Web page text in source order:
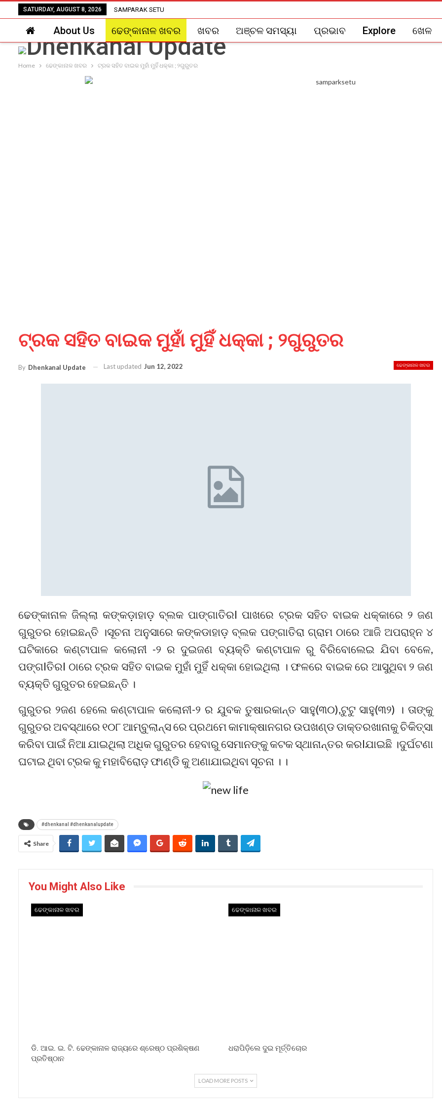
SATURDAY, AUGUST 8, 2026 SAMPARAK SETU
About Us ଢେଙ୍କାନାଳ ଖବର ଖବର ଅଞ୍ଚଳ ସମସ୍ୟା ପ୍ରଭାବ Explore ଖେଳ
Home ଢେଙ୍କାନାଳ ଖବର ଟ୍ରକ ସହିତ ବାଇକ ମୁହାଁ ମୁହିଁ ଧକ୍କା ; ୨ଗୁରୁତର
ଟ୍ରକ ସହିତ ବାଇକ ମୁହାଁ ମୁହିଁ ଧକ୍କା ; ୨ଗୁରୁତର
ଢେଙ୍କାନାଳ ଖବର
By Dhenkanal Update Last updated Jun 12, 2022
ଢେଙ୍କାନାଳ ଜିଲ୍ଲା କଙ୍କଡ଼ାହାଡ଼ ବ୍ଲକ ପାଙ୍ଗାତିରl ପାଖରେ ଟ୍ରକ ସହିତ ବାଇକ ଧକ୍କାରେ ୨ ଜଣ
ଗୁରୁତର ହୋଇଛନ୍ତି ।ସୂଚନା ଅନୁସାରେ କଙ୍କଡାହାଡ଼ ବ୍ଲକ ପଙ୍ଗାତିରା ଗ୍ରାମ ଠାରେ ଆଜି ଅପରାହ୍ନ ୪
ଘଟିକାରେ କଣ୍ଟାପାଳ କଲୋନୀ -୨ ର ଦୁଇଜଣ ବ୍ୟକ୍ତି କଣ୍ଟାପାଳ ରୁ ବିରିବୋଲେଇ ଯିବା ବେଳେ,
ପଙ୍ଗlତିରl ଠାରେ ଟ୍ରକ ସହିତ ବାଇକ ମୁହାଁ ମୁହିଁ ଧକ୍କା ହୋଇଥିଲା । ଫଳରେ ବାଇକ ରେ ଆସୁଥିବା ୨ ଜଣ
ବ୍ୟକ୍ତି ଗୁରୁତର ହେଇଛନ୍ତି ।
ଗୁରୁତର ୨ଜଣ ହେଲେ କଣ୍ଟାପାଳ କଲୋନୀ-୨ ର ଯୁବକ ତୁଷାରକାନ୍ତ ସାହୁ(୩୦),ଟୁଟୁ ସାହୁ(୩୨) । ତାଙ୍କୁ
ଗୁରୁତର ଅବସ୍ଥାରେ ୧୦୮ ଆମ୍ବୁଲାନ୍ସ ରେ ପ୍ରଥମେ କାମାକ୍ଷାନଗର ଉପଖଣ୍ଡ ଡାକ୍ତରଖାନାକୁ ଚିକିତ୍ସା
କରିବା ପାଇଁ ନିଆ ଯାଇଥିଲା ଅଧିକ ଗୁରୁତର ହେବାରୁ ସେମାନଙ୍କୁ କଟକ ସ୍ଥାନାନ୍ତର କରlଯାଇଛି ।ଦୁର୍ଘଟଣା
ଘଟାଇ ଥିବା ଟ୍ରକ କୁ ମହାବିରୋଡ଼ ଫାଣ୍ଡି କୁ ଅଣାଯାଇଥିବା ସୂଚନା । ।
#dhenkanal #dhenkanalupdate
Share
You Might Also Like
ଢେଙ୍କାନାଳ ଖବର
ଡି. ଆଇ. ଇ. ଟି. ଢେଙ୍କାନାଳ ରାଜ୍ୟରେ ଶ୍ରେଷ୍ଠ ପ୍ରଶିକ୍ଷଣ
ପ୍ରତିଷ୍ଠାନ
ଢେଙ୍କାନାଳ ଖବର
ଧରାପିଡ଼ିଲେ ଦୁଇ ମୂର୍ତ୍ତିଚୋର
LOAD MORE POSTS